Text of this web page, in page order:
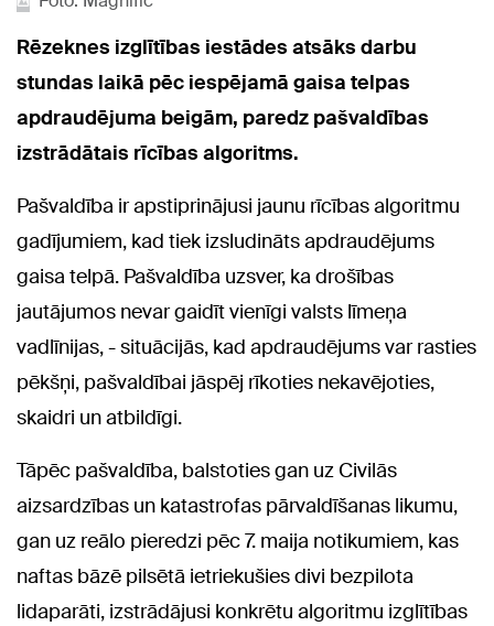
Rēzeknes izglītības iestādes atsāks darbu
stundas laikā pēc iespējamā gaisa telpas
apdraudējuma beigām, paredz pašvaldības
izstrādātais rīcības algoritms.
Pašvaldība ir apstiprinājusi jaunu rīcības algoritmu
gadījumiem, kad tiek izsludināts apdraudējums
gaisa telpā. Pašvaldība uzsver, ka drošības
jautājumos nevar gaidīt vienīgi valsts līmeņa
vadlīnijas, - situācijās, kad apdraudējums var rasties
pēkšņi, pašvaldībai jāspēj rīkoties nekavējoties,
skaidri un atbildīgi.
Tāpēc pašvaldība, balstoties gan uz Civilās
aizsardzības un katastrofas pārvaldīšanas likumu,
gan uz reālo pieredzi pēc 7. maija notikumiem, kas
naftas bāzē pilsētā ietriekušies divi bezpilota
lidaparāti, izstrādājusi konkrētu algoritmu izglītības